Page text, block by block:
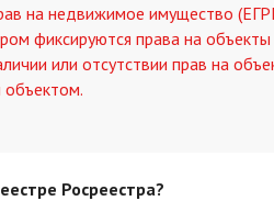
на недвижимое имущество
фиксируются права на
или отсутствии прав на
объектом.
Росреестра?